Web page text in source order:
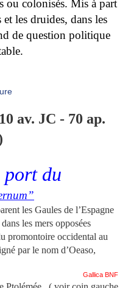
ou colonisés. Mis à part
les druides, dans les
de question politique
av. JC - 70 ap.
port du
les Gaules de l’Espagne
les mers opposées
promontoire occidental au
par le nom d’Oeaso,
Gallica BNF